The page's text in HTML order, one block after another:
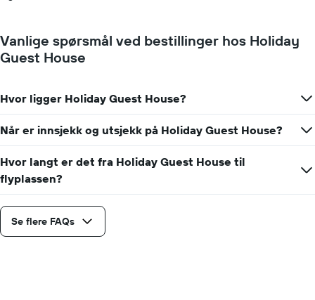
Vanlige spørsmål ved bestillinger hos Holiday
Guest House
Hvor ligger Holiday Guest House?
Når er innsjekk og utsjekk på Holiday Guest House?
Hvor langt er det fra Holiday Guest House til
flyplassen?
Se flere FAQs